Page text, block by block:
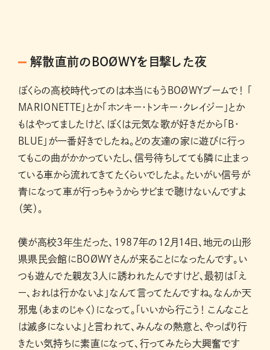
解散直前のBOØWYを目撃した夜
ぼくらの高校時代ってのは本当にもうBOØWYブームで！ 「​​
MARIONETTE」とか「ホンキー・トンキー・クレイジー」とか
もはやってましたけど、ぼくは元気な歌が好きだから「B・
BLUE」が一番好きでしたね。どの友達の家に遊びに行っ
てもこの曲がかかっていたし、信号待ちしてても隣に止まっ
ている車から流れてきてたくらいでしたよ。たいがい信号が
青になって車が行っちゃうからサビまで聴けないんですよ
（笑）。
僕が高校3年生だった、1987年の12月14日、地元の山形
県県民会館にBOØWYさんが来ることになったんです。い
つも遊んでた親友3人に誘われたんですけど、最初は「え
ー、おれは行かないよ」なんて言ってたんですね。なんか天
邪鬼（あまのじゃく）になって。「いいから行こう！ こんなこと
は滅多にないよ」と言われて、みんなの熱意と、やっぱり行
きたい気持ちに素直になって、行ってみたら大興奮です